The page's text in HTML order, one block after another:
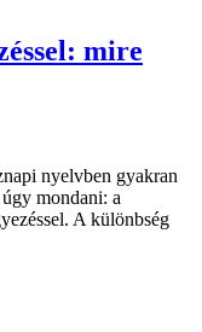
mire
nyelvben gyakran
mondani: a
A különbség